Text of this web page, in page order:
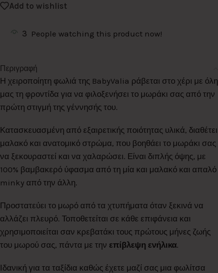
Add to wishlist
3 People watching this product now!
Περιγραφή
Η χειροποίητη φωλιά της BabyValia ράβεται στο χέρι με όλη
μας τη φροντίδα για να φιλοξενήσει το μωράκι σας από την
πρώτη στιγμή της γέννησής του.
Κατασκευασμένη από εξαιρετικής ποιότητας υλικά, διαθέτει
μαλακό και ανατομικό στρώμα, που βοηθάει το μωράκι σας
να ξεκουραστεί και να χαλαρώσει. Είναι διπλής όψης, με
100% βαμβακερό ύφασμα από τη μία και μαλακό και απαλό
minky από την άλλη.
Προστατεύει το μωρό από τα χτυπήματα όταν ξεκινά να
αλλάζει πλευρό. Τοποθετείται σε κάθε επιφάνεια και
χρησιμοποιείται σαν κρεβατάκι τους πρώτους μήνες ζωής
του μωρού σας, πάντα με την επίβλεψη ενήλικα.
Ιδανική για τα ταξίδια καθώς έχετε μαζί σας μια φωλίτσα